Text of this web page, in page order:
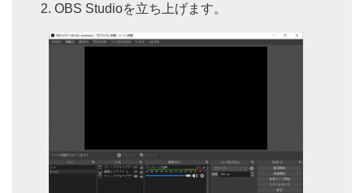
OBS Studioを立ち上げます。